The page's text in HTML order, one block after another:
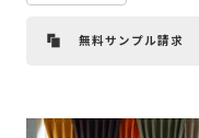
無料サンプル請求